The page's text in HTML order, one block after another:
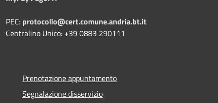
PEC: protocollo@cert.comune.andria.bt.it
Centralino Unico: +39 0883 290111
Prenotazione appuntamento
Segnalazione disservizio